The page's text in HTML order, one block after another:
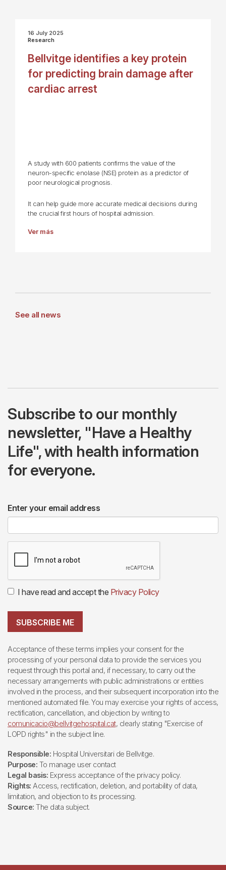
16 July 2025
Research
Bellvitge identifies a key protein
for predicting brain damage after
cardiac arrest
A study with 600 patients confirms the value of the
neuron-specific enolase (NSE) protein as a predictor of
poor neurological prognosis.
It can help guide more accurate medical decisions during
the crucial first hours of hospital admission.
Ver más
See all news
Subscribe to our monthly
newsletter, "Have a Healthy
Life", with health information
for everyone.
Enter your email address
I have read and accept the Privacy Policy
SUBSCRIBE ME
Acceptance of these terms implies your consent for the
processing of your personal data to provide the services you
request through this portal and, if necessary, to carry out the
necessary arrangements with public administrations or entities
involved in the process, and their subsequent incorporation into the
mentioned automated file. You may exercise your rights of access,
rectification, cancellation, and objection by writing to
comunicacio@bellvitgehospital.cat, clearly stating "Exercise of
LOPD rights" in the subject line.
Responsible: Hospital Universitari de Bellvitge.
Purpose: To manage user contact
Legal basis: Express acceptance of the privacy policy.
Rights: Access, rectification, deletion, and portability of data,
limitation, and objection to its processing.
Source: The data subject.